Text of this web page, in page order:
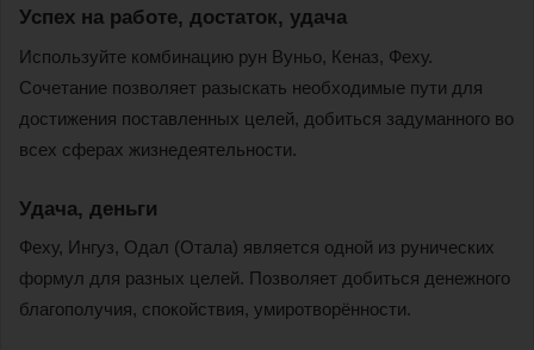
Успех на работе, достаток, удача
Используйте комбинацию рун Вуньо, Кеназ, Феху.
Сочетание позволяет разыскать необходимые пути для
достижения поставленных целей, добиться задуманного во
всех сферах жизнедеятельности.
Удача, деньги
Феху, Ингуз, Одал (Отала) является одной из рунических
формул для разных целей. Позволяет добиться денежного
благополучия, спокойствия, умиротворённости.